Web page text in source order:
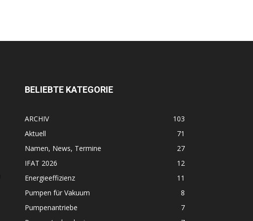
BELIEBTE KATEGORIE
ARCHIV
103
Aktuell
71
Namen, News, Termine
27
IFAT 2026
12
Energieeffizienz
11
Pumpen für Vakuum
8
Pumpenantriebe
7